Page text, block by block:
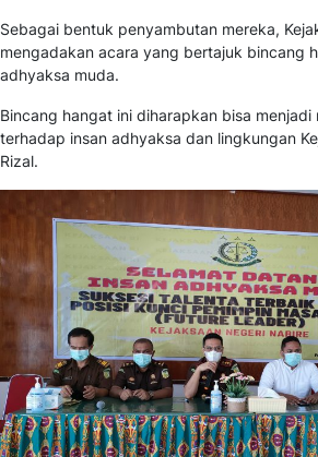
Sebagai bentuk penyambutan mereka,
mengadakan acara yang bertajuk bincang
adhyaksa muda.
Bincang hangat ini diharapkan bisa menjadi
terhadap insan adhyaksa dan lingkungan
Rizal.